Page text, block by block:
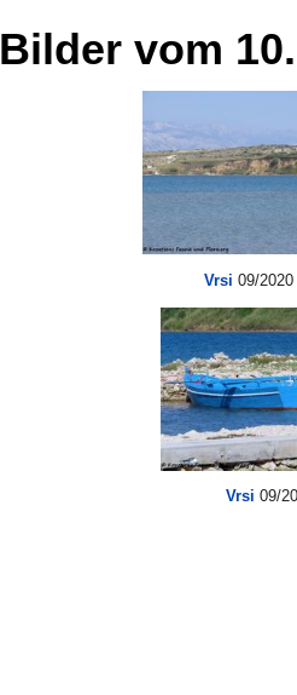
Bilder vom
Vrsi 09/2020
Vrsi 09/